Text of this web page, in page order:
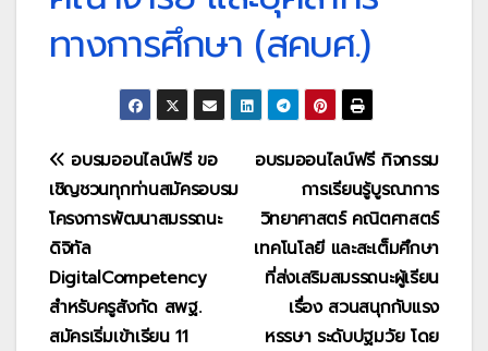
ทางการศึกษา (สคบศ.)
แนะแนว
เรื่อง
อบรมออนไลน์ฟรี กิจกรรม
การเรียนรู้บูรณาการ
วิทยาศาสตร์ คณิตศาสตร์
เทคโนโลยี และสะเต็มศึกษา
ที่ส่งเสริมสมรรถนะผู้เรียน
เรื่อง สวนสนุกกับแรง
หรรษา ระดับปฐมวัย โดย
อบรมออนไลน์ฟรี ขอ
เชิญชวนทุกท่านสมัครอบรม
โครงการพัฒนาสมรรถนะ
ดิจิทัล
DigitalCompetency
สำหรับครูสังกัด สพฐ.
สมัครเริ่มเข้าเรียน 11